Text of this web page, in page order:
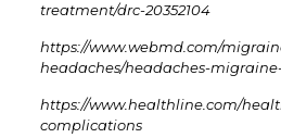
treatment/drc-20352104
https://www.webmd.com/
headaches/headaches-
https://www.healthline.com/
complications